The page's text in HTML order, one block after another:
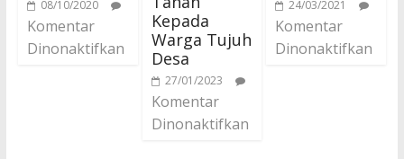
08/10/2020
Komentar
Dinonaktifkan
Kepada
Warga Tujuh
Desa
27/01/2023
Komentar
Dinonaktifkan
24/03/2021
Komentar
Dinonaktifkan